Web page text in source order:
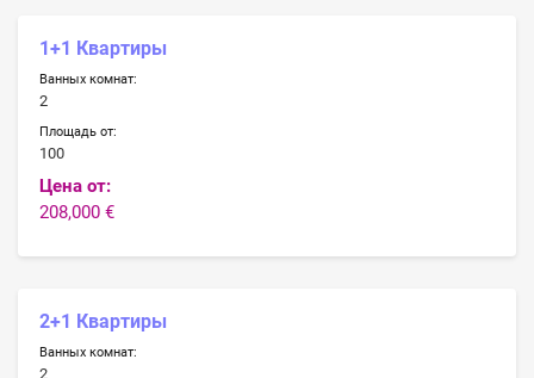
1+1 Квартиры
Ванных комнат:
2
Площадь от:
100
Цена от:
208,000 €
2+1 Квартиры
Ванных комнат:
2